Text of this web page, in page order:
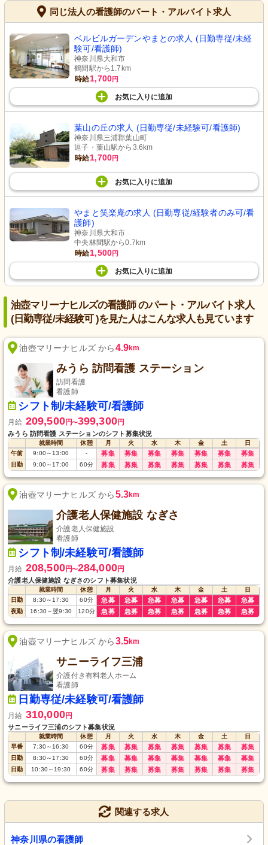
的なテラスが魅力です。
飾り
かみを感じさせ、明るい空間に彩りを
添えています。
同じ法人の看護師のパート・アルバイト求人
ベルビルガーデンやまとの求人 (日勤専従/未経
験可/看護師)
神奈川県大和市
鶴間駅から1.7km
時給1,700円
お気に入り に追加
葉山の丘の求人 (日勤専従/未経験可/看護師)
神奈川県三浦郡葉山町
逗子・葉山駅から3.6km
時給1,700円
お気に入り に追加
やまと笑楽庵の求人 (日勤専従/経験者のみ可/看
護師)
神奈川県大和市
中央林間駅から0.7km
時給1,500円
お気に入り に追加
油壺マリーナヒルズの看護師 のパート・アルバイト求人
(日勤専従/未経験可 )を見た人はこんな求人も見ています
油壺マリーナヒルズ から4.9km
みうら 訪問看護 ステーション
訪問看護
看護師
シフト制/未経験可/看護師
月給 209,500円〜399,300円
みうら 訪問看護 ステーションのシフト募集状況
就業時間 休憩 月 火 水 木 金 土
日
午前
9:00～ 13:00 - 募集 募集 募集 募集 募集 募集 募集
日勤 9:00～ 17:00 60分 募集 募集 募集 募集 募集 募集 募集
油壺マリーナヒルズ から5.3km
介護老人保健施設 なぎさ
介護老人保健施設
看護師
シフト制/未経験可/看護師
月給 208,500円〜284,000円
介護老人保健施設 なぎさのシフト募集状況
就業時間 休憩 月 火 水 木 金 土
日
日勤
8:30～ 17:30 60分 急募 急募 急募 急募 急募 急募 急募
夜勤 16:30～翌9:30 120分 急募 急募 急募 急募 急募 急募 急募
油壺マリーナヒルズ から3.5km
サニーライフ三浦
介護付き有料老人ホーム
看護師
日勤専従/未経験可/看護師
月給 310,000円
サニーライフ三浦のシフト募集状況
就業時間 休憩 月 火 水 木 金 土
日
早番
7:30～ 16:30 60分 募集 募集 募集 募集 募集 募集 募集
日勤 8:30～ 17:30 60分 募集 募集 募集 募集 募集 募集 募集
日勤 10:30～ 19:30 60分 募集 募集 募集 募集 募集 募集 募集
関連する求人
神奈川県の看護師